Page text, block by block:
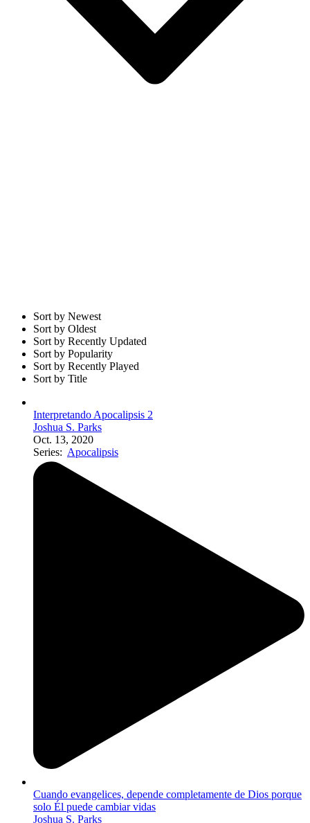
Sort by Newest
Sort by Oldest
Sort by Recently Updated
Sort by Popularity
Sort by Recently Played
Sort by Title
Interpretando Apocalipsis 2
Joshua S. Parks
Oct. 13, 2020
Series: Apocalipsis
Cuando evangelices, depende completamente de Dios porque
solo Él puede cambiar vidas
Joshua S. Parks